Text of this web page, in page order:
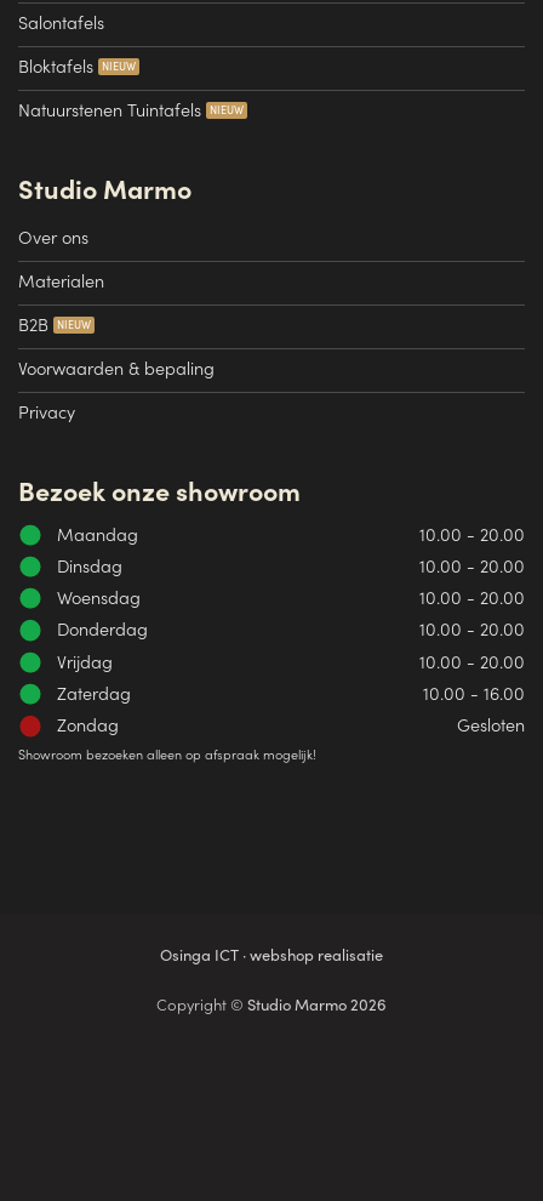
Salontafels
Bloktafels
Natuurstenen Tuintafels
Studio Marmo
Over ons
Materialen
B2B
Voorwaarden & bepaling
Privacy
Bezoek onze showroom
Maandag
10.00 - 20.00
Dinsdag
10.00 - 20.00
Woensdag
10.00 - 20.00
Donderdag
10.00 - 20.00
Vrijdag
10.00 - 20.00
Zaterdag
10.00 - 16.00
Zondag
Gesloten
Showroom bezoeken alleen op afspraak mogelijk!
Osinga ICT · webshop realisatie
Copyright © Studio Marmo 2026